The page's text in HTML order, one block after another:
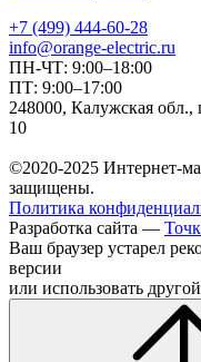
+7 (499) 444-60-28
info@orange-electric.ru
ПН-ЧТ: 9:00–18:00
ПТ: 9:00–17:00
248000, Калужская обл.,
10
©2020-2025 Интернет-
защищены.
Политика
Разработка сайта —
Ваш браузер устарел
версии
или использовать